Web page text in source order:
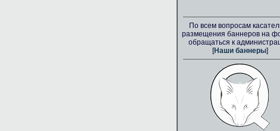
По всем вопросам
размещения баннеров на
обращаться к
[Наши баннеры]